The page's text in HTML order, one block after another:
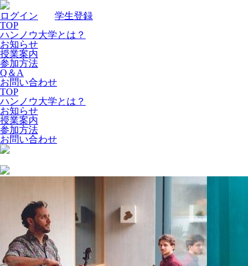
ログイン
学生登録
TOP
ハンノウ大学とは？
お知らせ
授業案内
参加方法
Q＆A
お問い合わせ
TOP
ハンノウ大学とは？
お知らせ
授業案内
参加方法
お問い合わせ